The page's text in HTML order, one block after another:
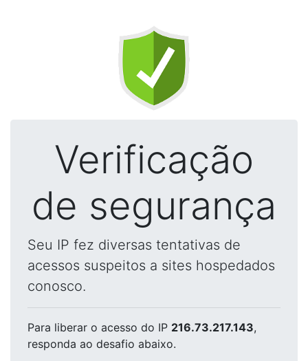
Verificação
de segurança
Seu IP fez diversas tentativas de
acessos suspeitos a sites hospedados
conosco.
Para liberar o acesso do IP 216.73.217.143,
responda ao desafio abaixo.